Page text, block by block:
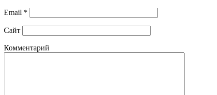
Email *
Сайт
Комментарий